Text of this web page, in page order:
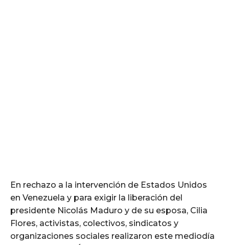
En rechazo a la intervención de Estados Unidos
en Venezuela y para exigir la liberación del
presidente Nicolás Maduro y de su esposa, Cilia
Flores, activistas, colectivos, sindicatos y
organizaciones sociales realizaron este mediodía